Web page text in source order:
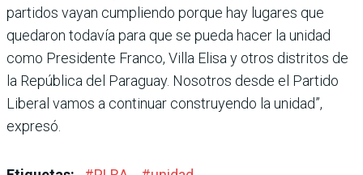
partidos vayan cumpliendo porque hay lugares que
quedaron todavía para que se pueda hacer la unidad
como Presidente Franco, Villa Elisa y otros distritos de
la República del Paraguay. Nosotros desde el Partido
Liberal vamos a continuar construyendo la unidad”,
expresó.